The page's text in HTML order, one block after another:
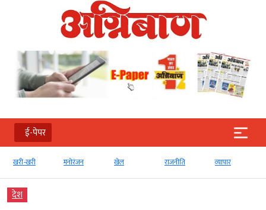
ई-पेपर
खरी-खरी मनोरंजन खेल राजनीति व्‍यापार
देश